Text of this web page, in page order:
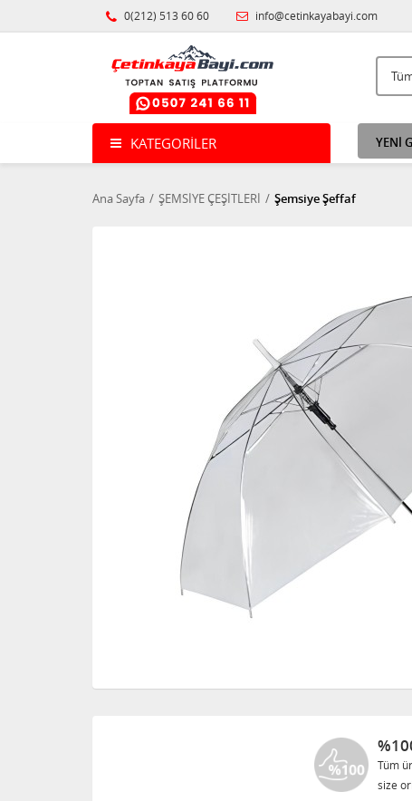
0(212) 513 60 60 info@cetinkayabayi.com
KATEGORILER YENİ
Ana Sayfa ŞEMSİYE ÇEŞİTLERİ Şemsiye Şeffaf
Tüm
size